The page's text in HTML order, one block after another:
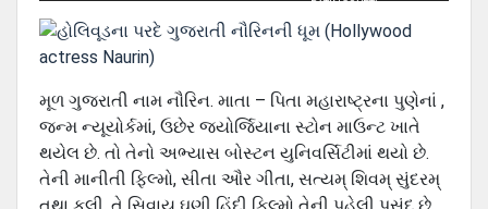
RATINGS YET)
મૂળ ગુજરાતી નામ નૌરિન. માતા – પિતા મહારાષ્ટ્રના પુણેનાં ,
જન્મ ન્યૂયોર્કમાં, ઉછેર જયોર્જિયાના સ્ટોન માઉન્ટ ખાતે
થયેલ છે. તો તેનો અભ્યાસ બોસ્ટન યુનિવર્સિટીમાં થયો છે.
તેની માનીતી ફિલ્મો, સીતા ઔર ગીતા, સત્યમ્ શિવમ્ સુંદરમ્